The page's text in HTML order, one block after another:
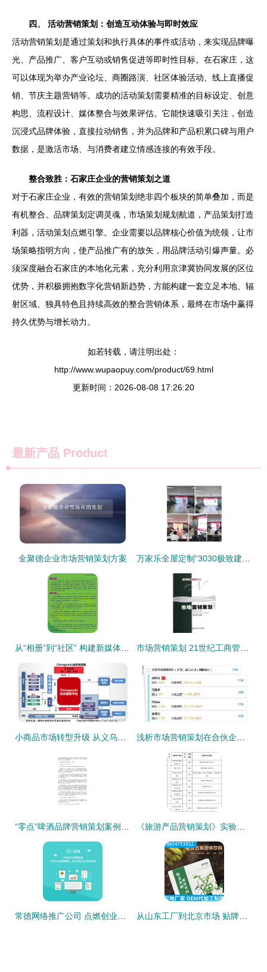
四、 活动营销策划：创造互动体验与即时效应
活动营销策划是通过策划和执行具体的事件或活动，来实现品牌曝
光、产品推广、客户互动或销售促进等即时性目标。在石家庄，这
可以体现为举办产业论坛、商圈路演、社区体验活动、线上直播促
销、节庆主题营销等。成功的活动策划需要精准的目标设定、创意
构思、流程设计、媒体整合与效果评估。它能快速吸引关注，创造
沉浸式品牌体验，直接拉动销售，并为品牌和产品积累口碑与用户
数据，是激活市场、与消费者建立情感连接的有效手段。
整合致胜：石家庄企业的营销策划之道
对于石家庄企业，有效的营销策划绝非四个板块的简单叠加，而是
有机整合。品牌策划定调灵魂，市场策划规划航道，产品策划打造
利器，活动策划点燃引擎。企业需要以品牌核心价值为统领，让市
场策略指明方向，使产品推广有的放矢，用品牌活动引爆声量。必
须深度融合石家庄的本地化元素，充分利用京津冀协同发展的区位
优势，并积极拥抱数字化营销新趋势，方能构建一套立足本地、辐
射区域、独具特色且持续高效的整合营销体系，最终在市场中赢得
持久优势与增长动力。
如若转载，请注明出处：
http://www.wupaopuy.com/product/69.html
更新时间：2026-08-08 17:26:20
最新产品 Product
全聚德企业市场营销策划方案